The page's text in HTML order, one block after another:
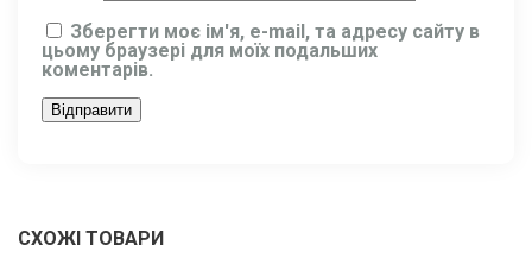
Зберегти моє ім'я, e-mail, та адресу сайту в
цьому браузері для моїх подальших
коментарів.
СХОЖІ ТОВАРИ